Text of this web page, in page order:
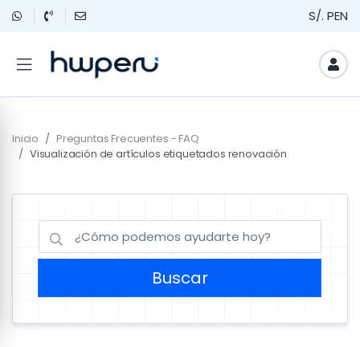
S/. PEN
Inicio
Preguntas Frecuentes - FAQ
Visualización de artículos etiquetados renovación